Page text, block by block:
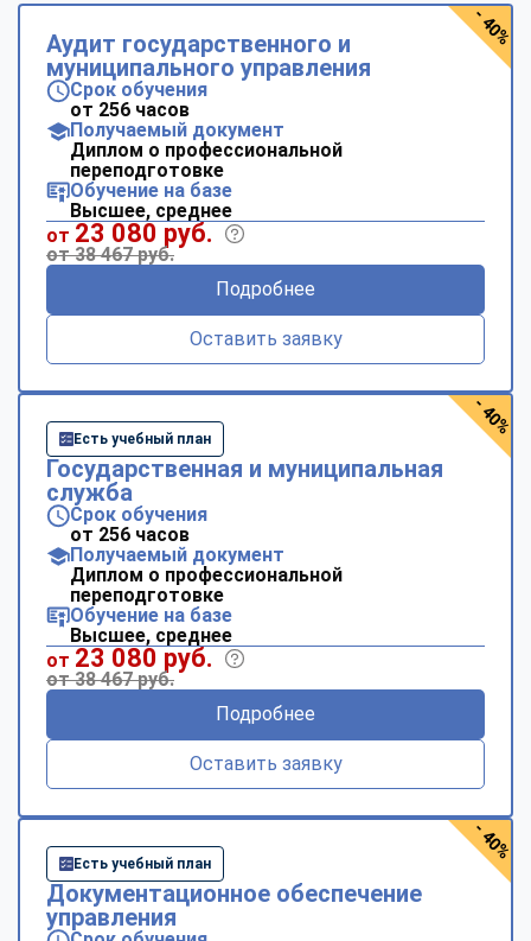
Аудит государственного и
муниципального управления
Срок обучения
от 256 часов
Получаемый документ
Диплом о профессиональной
переподготовке
Обучение на базе
Высшее, среднее
от 23 080 руб.
от 38 467 руб.
Подробнее
Оставить заявку
- 40%
Есть учебный план
Государственная и муниципальная
служба
Срок обучения
от 256 часов
Получаемый документ
Диплом о профессиональной
переподготовке
Обучение на базе
Высшее, среднее
от 23 080 руб.
от 38 467 руб.
Подробнее
Оставить заявку
- 40%
Есть учебный план
Документационное обеспечение
управления
- 40%